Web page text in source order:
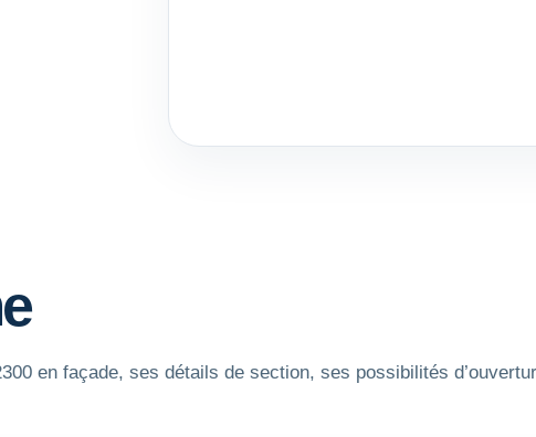
en façade, ses détails de section, ses possibilités